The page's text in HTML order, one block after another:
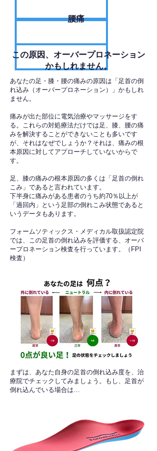
腰痛
​この原因、オーバープロネーション
かもしれません。
あなたの足・膝・腰の痛みの原因は「足首の倒
れ込み（オーバープロネーション）」かもしれ
ません。
痛みが出た部位に電気治療やマッサージをす
る。これらの対処療法だけでは足、膝、腰の痛
みを解決することができないことも多いです
が、それはなぜでしょうか？それは、痛みの根
本原因に対してアプローチしていないからで
す。
足、膝の痛みの根本原因の多くは「足首の倒れ
こみ」であると言われています。
下半身に痛みがある患者のうち約70％以上が
「過回内」という足部の倒れこみ状態であると
いうデータもあります。
フォームソティックス・メディカル取扱認定院
では、この足首の倒れ込みを評価する、オーバ
ープロネーション検査を行っています。（FPI
検査）​
​まずは、あなた自身の足首の倒れ込み度を、治
療院でチェックしてみましょう。もし、足首が
倒れ込んでいる場合は…